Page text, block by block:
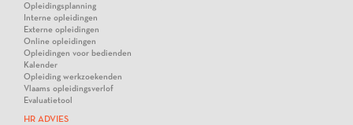
Opleidingsplanning
Interne opleidingen
Externe opleidingen
Online opleidingen
Opleidingen voor bedienden
Kalender
Opleiding werkzoekenden
Vlaams opleidingsverlof
Evaluatietool
HR ADVIES